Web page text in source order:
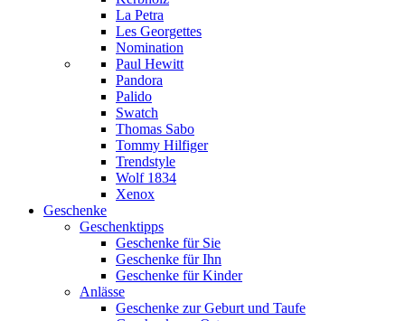
La Petra
Les Georgettes
Nomination
Paul Hewitt
Pandora
Palido
Swatch
Thomas Sabo
Tommy Hilfiger
Trendstyle
Wolf 1834
Xenox
Geschenke
Geschenktipps
Geschenke für Sie
Geschenke für Ihn
Geschenke für Kinder
Anlässe
Geschenke zur Geburt und Taufe